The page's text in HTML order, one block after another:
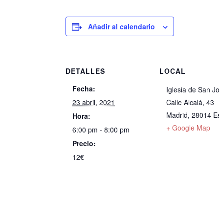
Añadir al calendario
DETALLES
Fecha:
23 abril, 2021
Hora:
6:00 pm - 8:00 pm
Precio:
12€
LOCAL
Iglesia de San
Calle Alcalá, 43
Madrid, 28014
+ Google Map